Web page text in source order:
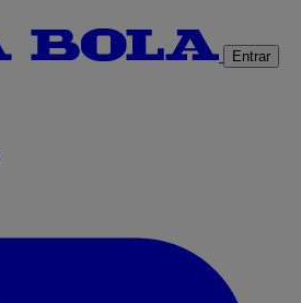
Entrar